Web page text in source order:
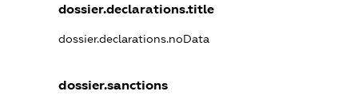
dossier.declarations.title
dossier.declarations.noData
dossier.sanctions